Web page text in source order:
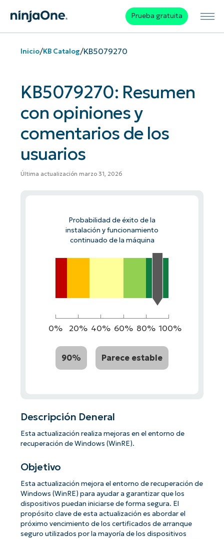
Prueba gratuita
Inicio/KB Catalog/KB5079270
KB5079270: Resumen
con opiniones y
comentarios de los
usuarios
Última actualización marzo 31, 2026
Probabilidad de éxito de la
instalación y funcionamiento
continuado de la máquina
0% 20% 40% 60% 80% 100%
90% Parece estable
Descripción Deneral
Esta actualización realiza mejoras en el entorno de
recuperación de Windows (WinRE).
Objetivo
Esta actualización mejora el entorno de recuperación de
Windows (WinRE) para ayudar a garantizar que los
dispositivos puedan iniciarse de forma segura. El
propósito clave de esta actualización es abordar el
próximo vencimiento de los certificados de arranque
seguro utilizados por la mayoría de los dispositivos